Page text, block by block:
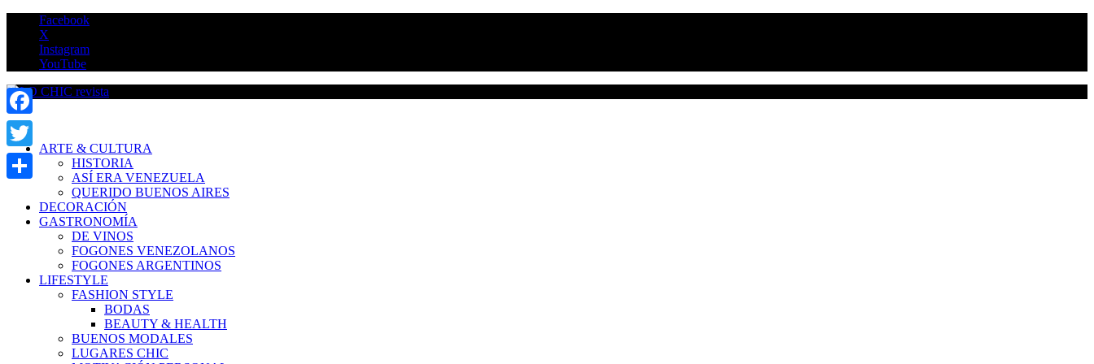
contenido
Facebook
X
Instagram
YouTube
LO CHIC revista
ARTE & CULTURA
HISTORIA
ASÍ ERA VENEZUELA
QUERIDO BUENOS AIRES
DECORACIÓN
GASTRONOMÍA
DE VINOS
FOGONES VENEZOLANOS
FOGONES ARGENTINOS
LIFESTYLE
FASHION STYLE
BODAS
BEAUTY & HEALTH
BUENOS MODALES
LUGARES CHIC
Facebook
Twitter
Compartir